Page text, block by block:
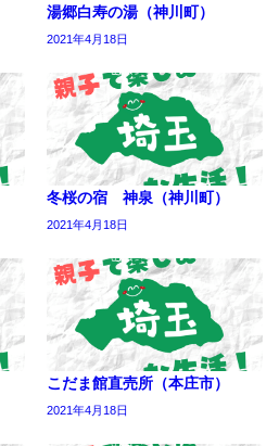
湯郷白寿の湯（神川町）
2021年4月18日
冬桜の宿 神泉（神川町）
2021年4月18日
こだま館直売所（本庄市）
2021年4月18日